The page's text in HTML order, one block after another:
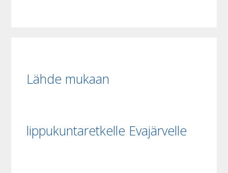
Lähde mukaan
lippukuntaretkelle Evajärvelle